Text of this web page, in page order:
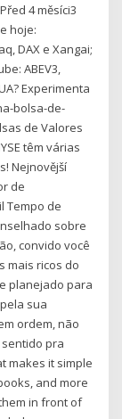
4 měsíci3
hoje:
DAX e Xangai;
ABEV3,
Experimenta
bolsa-de-
de Valores
têm várias
Nejnovější
de
Tempo de
sobre
convido você
mais ricos do
planejado para
sua
ordem, não
pra
makes it simple
and more
in front of